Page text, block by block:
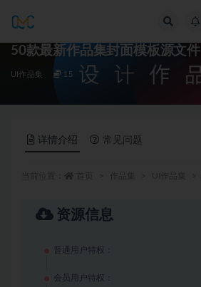
50款最新作品集封面模板源文件
UI作品集 15
详情介绍 常见问题
资源信息
普通用户特权：
会员用户特权：